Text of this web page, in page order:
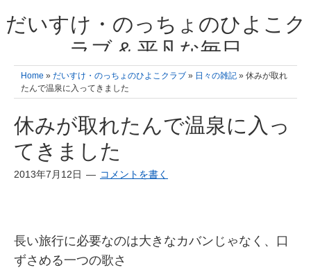
だいすけ・のっちょのひよこク
ラブ & 平凡な毎日
我が家の3人のひよこ成長日記と雑記 何十年後かに、大きくなったひよ
こ達とこの成長記を読み返すことを夢見て。& 3児ママの平凡日記 日々
の楽しいこと、便利グッズの紹介
Home » だいすけ・のっちょのひよこクラブ » 日々の雑記 » 休みが取れ
たんで温泉に入ってきました
休みが取れたんで温泉に入っ
てきました
2013年7月12日 コメントを書く
長い旅行に必要なのは大きなカバンじゃなく、口
ずさめる一つの歌さ